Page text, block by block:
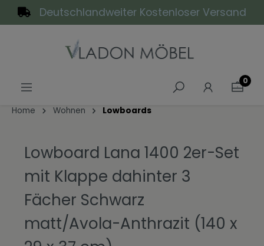
springenDeutschlandweiter Kostenloser Versand
0
Home Wohnen Lowboards
Lowboard Lana 1400 2er-Set
mit Klappe dahinter 3
Fächer Schwarz
matt/Avola-Anthrazit (140 x